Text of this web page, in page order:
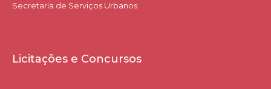
Secretaria de Serviços Urbanos
Licitações e Concursos